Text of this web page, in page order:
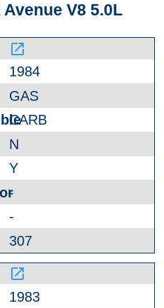
V8 5.0L
launch
1984
GAS
CARB
N
Y
-
-
307
launch
1983